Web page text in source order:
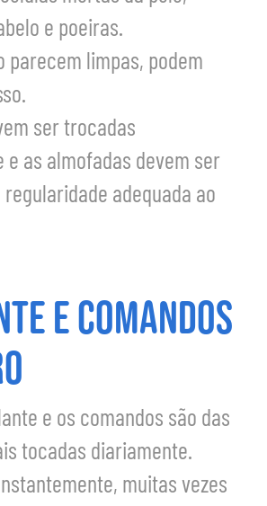
e poeiras.
parecem limpas, podem
ser trocadas
e as almofadas devem ser
adequada ao
e comandos
e os comandos são das
tocadas diariamente.
muitas vezes